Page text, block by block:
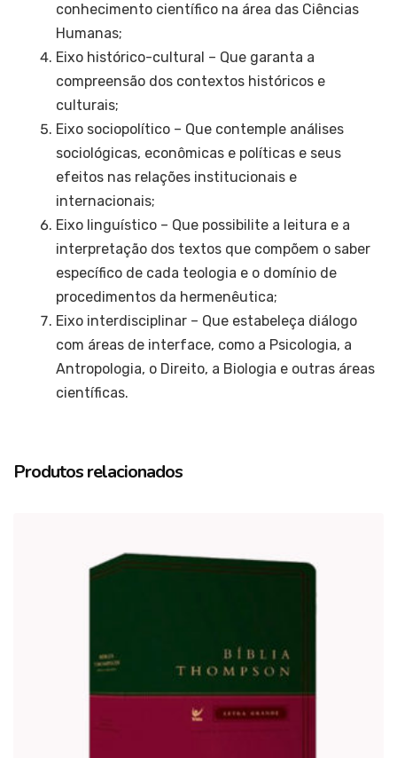
conhecimento científico na área das Ciências
Humanas;
Eixo histórico-cultural – Que garanta a
compreensão dos contextos históricos e
culturais;
Eixo sociopolítico – Que contemple análises
sociológicas, econômicas e políticas e seus
efeitos nas relações institucionais e
internacionais;
Eixo linguístico – Que possibilite a leitura e a
interpretação dos textos que compõem o saber
específico de cada teologia e o domínio de
procedimentos da hermenêutica;
Eixo interdisciplinar – Que estabeleça diálogo
com áreas de interface, como a Psicologia, a
Antropologia, o Direito, a Biologia e outras áreas
científicas.
Produtos relacionados